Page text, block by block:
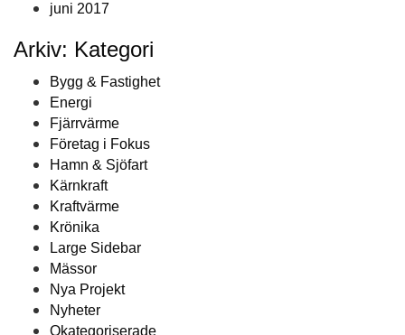
juni 2017
Arkiv: Kategori
Bygg & Fastighet
Energi
Fjärrvärme
Företag i Fokus
Hamn & Sjöfart
Kärnkraft
Kraftvärme
Krönika
Large Sidebar
Mässor
Nya Projekt
Nyheter
Okategoriserade